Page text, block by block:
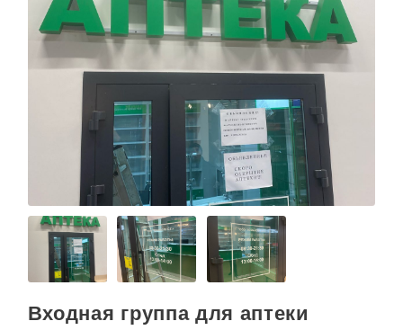
Входная группа для аптеки